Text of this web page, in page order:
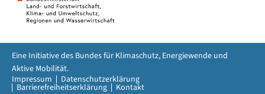
Impressum Datenschutzerklärung
Barrierefreiheitserklärung Kontakt
Eine Initiative des Bundes für Klimaschutz, Energiewende und
Aktive Mobilität.